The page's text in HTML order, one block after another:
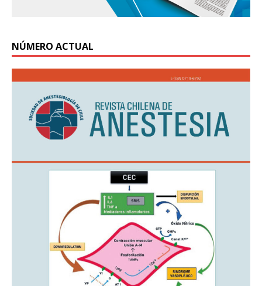
NÚMERO ACTUAL